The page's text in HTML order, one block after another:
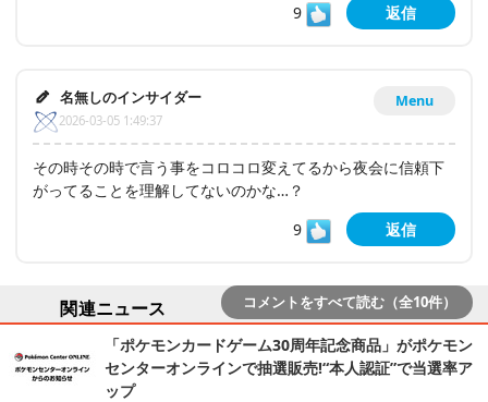
9
返信
Menu
名無しのインサイダー
2026-03-05 1:49:37
その時その時で言う事をコロコロ変えてるから夜会に信頼下
がってることを理解してないのかな…？
9
返信
コメントをすべて読む（全10件）
関連ニュース
「ポケモンカードゲーム30周年記念商品」がポケモン
センターオンラインで抽選販売!“本人認証”で当選率ア
ップ